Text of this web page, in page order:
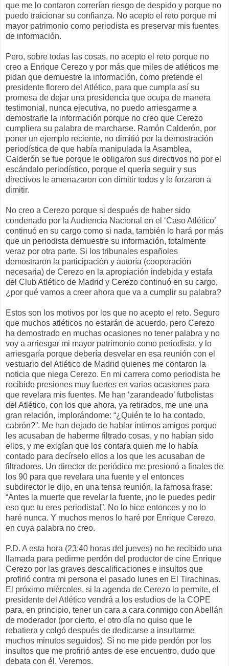
que me lo contaron correrían riesgo de despido y porque no
puedo traicionar su confianza. No acepto el reto porque mi
mayor patrimonio como periodista es preservar mis fuentes
de información.
Pero, sobre todas las cosas, no acepto el reto porque no
creo a Enrique Cerezo y por más que miles de atléticos me
pidan que demuestre la información, como pretende el
presidente florero del Atlético, para que cumpla así su
promesa de dejar una presidencia que ocupa de manera
testimonial, nunca ejecutiva, no puedo arriesgarme a
demostrarle la información porque no creo que Cerezo
cumpliera su palabra de marcharse. Ramón Calderón, por
poner un ejemplo reciente, no dimitió por la demostración
periodística de que había manipulada la Asamblea,
Calderón se fue porque le obligaron sus directivos no por el
escándalo periodístico, porque el quería seguir y sus
directivos le amenazaron con dimitir todos y le forzaron a
dimitir.
No creo a Cerezo porque si después de haber sido
condenado por la Audiencia Nacional en el ‘Caso Atlético’
continuó en su cargo como si nada, también lo hará por más
que un periodista demuestre su información, totalmente
veraz por otra parte. Si los tribunales españoles
demostraron la participación y autoría (cooperación
necesaria) de Cerezo en la apropiación indebida y estafa
del Club Atlético de Madrid y Cerezo continuó en su cargo,
¿por qué vamos a creer ahora que va a cumplir su palabra?
Estos son los motivos por los que no acepto el reto. Seguro
que muchos atléticos no estarán de acuerdo, pero Cerezo
ha demostrado en muchas ocasiones no tener palabra y no
voy a arriesgar mi mayor patrimonio como periodista, y lo
arriesgaría porque debería desvelar en esa reunión con el
vestuario del Atlético de Madrid quienes me contaron la
noticia que niega Cerezo. En mi carrera como periodista he
recibido presiones muy fuertes en varias ocasiones para
que revelara mis fuentes. Me han ‘zarandeado’ futbolistas
del Atlético, con los que ahora, ya retirados, me une una
gran relación, implorándome: “¿Quién te lo ha contado,
cabrón?”. Me han dejado de hablar íntimos amigos porque
les acusaban de haberme filtrado cosas, y no habían sido
ellos, y me exigían que los contara quien me lo había
contado para decírselo ellos a los que les acusaban de
filtradores. Un director de periódico me presionó a finales de
los 90 para que revelara una fuente y el entonces
subdirector le dijo, en una tensa reunión, la famosa frase:
“Antes la muerte que revelar la fuente, ¡no le puedes pedir
eso que tu eres periodista!”. No lo hice entonces y no lo
haré nunca. Y muchos menos lo haré por Enrique Cerezo,
en cuya palabra no creo.
P.D. A esta hora (23:40 horas del jueves) no he recibido una
llamada para pedirme perdón del productor de cine Enrique
Cerezo por las graves descalificaciones e insultos que
profirió contra mi persona el pasado lunes en El Tirachinas.
El próximo miércoles, si la agenda de Cerezo lo permite, el
presidente del Atlético vendrá a los estudios de la COPE
para, en principio, tener un cara a cara conmigo con Abellán
de moderador (por cierto, el otro día no quiso que le
rebatiera y colgó después de dedicarse a insultarme
muchos minutos seguidos). Si no me pide perdón por los
insultos que me profirió antes de ese encuentro, dudo que
debata con él. Veremos.